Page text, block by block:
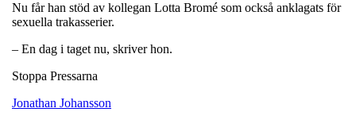
Nu får han stöd av kollegan Lotta Bromé som också anklagats för
sexuella trakasserier.
– En dag i taget nu, skriver hon.
Stoppa Pressarna
Jonathan Johansson